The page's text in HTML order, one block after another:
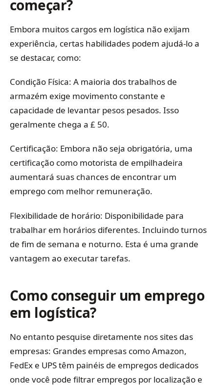
começar?
Embora muitos cargos em logística não exijam
experiência, certas habilidades podem ajudá-lo a
se destacar, como:
Condição Física: A maioria dos trabalhos de
armazém exige movimento constante e
capacidade de levantar pesos pesados. Isso
geralmente chega a £ 50.
Certificação: Embora não seja obrigatória, uma
certificação como motorista de empilhadeira
aumentará suas chances de encontrar um
emprego com melhor remuneração.
Flexibilidade de horário: Disponibilidade para
trabalhar em horários diferentes. Incluindo turnos
de fim de semana e noturno. Esta é uma grande
vantagem ao executar tarefas.
Como conseguir um emprego
em logística?
No entanto pesquise diretamente nos sites das
empresas: Grandes empresas como Amazon,
FedEx e UPS têm painéis de empregos dedicados
onde você pode filtrar empregos por localização e